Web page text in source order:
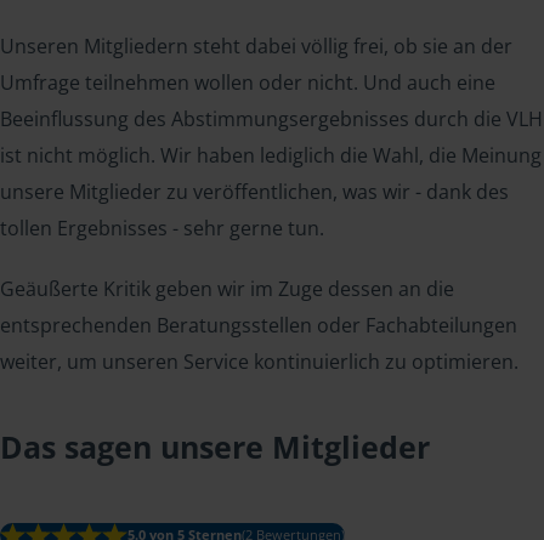
Unseren Mitgliedern steht dabei völlig frei, ob sie an der
Umfrage teilnehmen wollen oder nicht. Und auch eine
Beeinflussung des Abstimmungsergebnisses durch die VLH
ist nicht möglich. Wir haben lediglich die Wahl, die Meinung
unsere Mitglieder zu veröffentlichen, was wir - dank des
tollen Ergebnisses - sehr gerne tun.
Geäußerte Kritik geben wir im Zuge dessen an die
entsprechenden Beratungsstellen oder Fachabteilungen
weiter, um unseren Service kontinuierlich zu optimieren.
Das sagen unsere Mitglieder
5.0 von 5 Sternen(2 Bewertungen)